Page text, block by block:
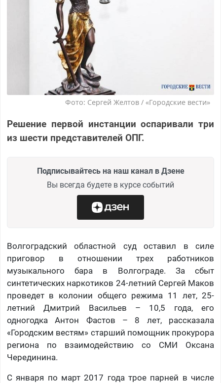
Фото: Сергей Желтов / «Городские вести»
Решение первой инстанции оспаривали три
из шести представителей ОПГ.
Подписывайтесь на наш канал в Дзене
Вы всегда будете в курсе событий
Волгоградский областной суд оставил в силе
приговор в отношении трех работников
музыкального бара в Волгограде. За сбыт
синтетических наркотиков 24-летний Сергей Маков
проведет в колонии общего режима 11 лет, 25-
летний Дмитрий Васильев – 10,5 года, его
одногодка Антон Фастов – 8 лет, рассказала
«Городским вестям» старший помощник прокурора
региона по взаимодействию со СМИ Оксана
Черединина.
С января по март 2017 года трое парней в числе